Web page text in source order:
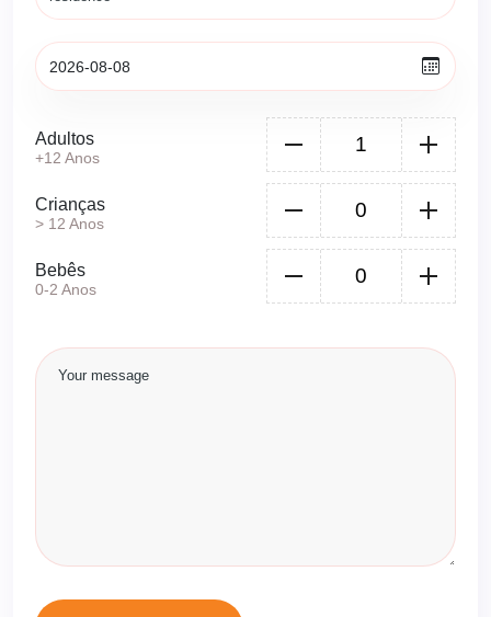
Adultos
+12 Anos
Crianças
> 12 Anos
Bebês
0-2 Anos